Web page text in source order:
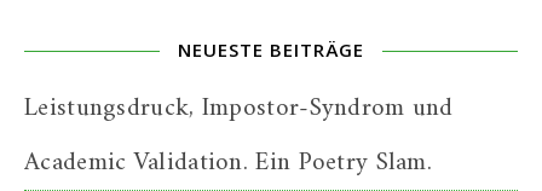
NEUESTE BEITRÄGE
Leistungsdruck, Impostor-Syndrom und
Academic Validation. Ein Poetry Slam.